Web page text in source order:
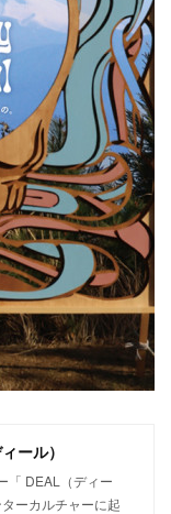
ール）
「 DEAL（ディー
ーカルチャーに起